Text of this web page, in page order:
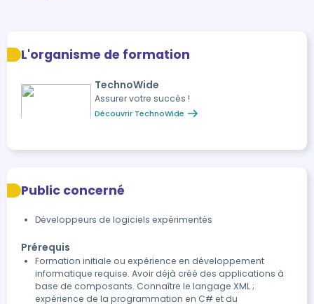
L'organisme de formation
TechnoWide
Assurer votre succès !
Découvrir TechnoWide
Public concerné
Développeurs de logiciels expérimentés
Prérequis
Formation initiale ou expérience en développement
informatique requise. Avoir déjà créé des applications à
base de composants. Connaître le langage XML ;
expérience de la programmation en C# et du